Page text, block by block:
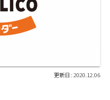
2020.12.06